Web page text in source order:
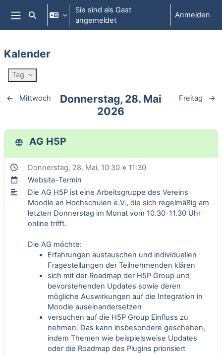
Zum Hauptinhalt
Website-Übersicht
Sucheingabe umschalten
Sie sind als Gast
angemeldet
Anmelden
Kalender
Tag
← Mittwoch
Donnerstag, 28. Mai
2026
Freitag →
AG H5P
Donnerstag, 28. Mai, 10:30 »11:30
Website-Termin
Die AG H5P ist eine Arbeitsgruppe des Vereins
Moodle an Hochschulen e.V., die sich regelmäßig am
letzten Donnerstag im Monat vom 10.30-11.30 Uhr
online trifft.
Die AG möchte:
Erfahrungen austauschen und individuellen
Fragestellungen der Teilnehmenden klären
sich mit der Roadmap der H5P Group und
bevorstehenden Updates sowie deren
mögliche Auswirkungen auf die Integration in
Moodle auseinandersetzen
versuchen auf die H5P Group Einfluss zu
nehmen. Das kann insbesondere geschehen,
indem Themen wie beispielsweise Updates
oder die Roadmap des Plugins priorisiert